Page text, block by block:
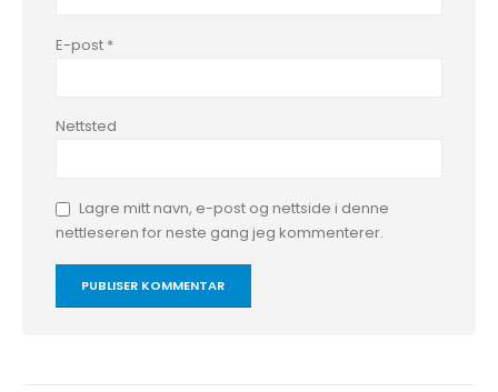
E-post *
Nettsted
Lagre mitt navn, e-post og nettside i denne
nettleseren for neste gang jeg kommenterer.